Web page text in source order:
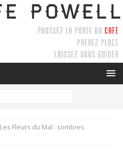
Les Fleurs du Mal : sombres